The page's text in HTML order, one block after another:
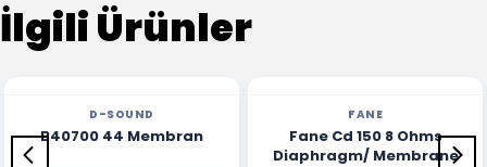
İlgili Ürünler
D-SOUND
B40700 44 Membran
FANE
Fane Cd 150 8 Ohms
Diaphragm/ Membrane